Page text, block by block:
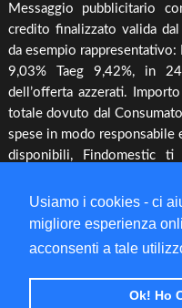
Usiamo i cookies - ci
migliore esperienza
acconsenti a tale
Ok! Ho
Agricoltura
Irrigazione & Pompe
Riscaldamento &
Elettronica &
Cura piante
Offerte
Messaggio pubblicitario
credito finalizzato valida
da esempio
9,03% Taeg 9,42%, in
dell’offerta azzerati.
totale dovuto dal
spese in modo
disponibili, Findomestic
contratto, di prendere
contrattuali, facendo
Base sul Credito ai
Salvo approvazione di
opera quale
S.p.A., non in
https://www.findomestic.it/